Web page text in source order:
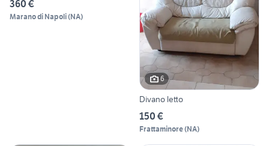
360 €
Marano di Napoli(NA)
6
Divano letto
150 €
Frattaminore(NA)